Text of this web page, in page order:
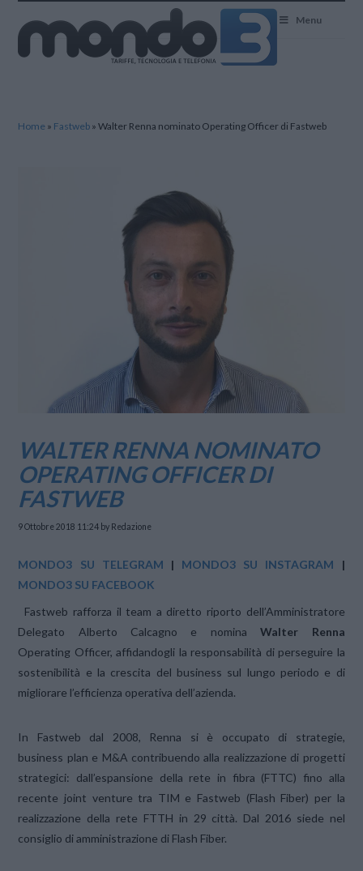
Menu
Home » Fastweb »Walter Renna nominato Operating Officer di Fastweb
WALTER RENNA NOMINATO
OPERATING OFFICER DI
FASTWEB
9 Ottobre 2018 11:24 by Redazione
MONDO3 SU TELEGRAM | MONDO3 SU INSTAGRAM |
MONDO3 SU FACEBOOK
Fastweb rafforza il team a diretto riporto dell’Amministratore
Delegato Alberto Calcagno e nominaWalter Renna
Operating Officer, affidandogli la responsabilità di perseguire la
sostenibilità e la crescita del business sul lungo periodo e di
migliorare l’efficienza operativa dell’azienda.
In Fastweb dal 2008, Renna si è occupato di strategie,
business plan e M&A contribuendo alla realizzazione di progetti
strategici: dall’espansione della rete in fibra (FTTC) fino alla
recente joint venture tra TIM e Fastweb (Flash Fiber) per la
realizzazione della rete FTTH in 29 città. Dal 2016 siede nel
consiglio di amministrazione di Flash Fiber.